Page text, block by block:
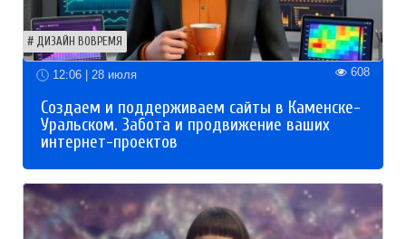
ДИЗАЙН ВОВРЕМЯ
12:06 | 28 июля 608
Создаем и поддерживаем сайты в Каменске-
Уральском. Забота и продвижение ваших
интернет-проектов